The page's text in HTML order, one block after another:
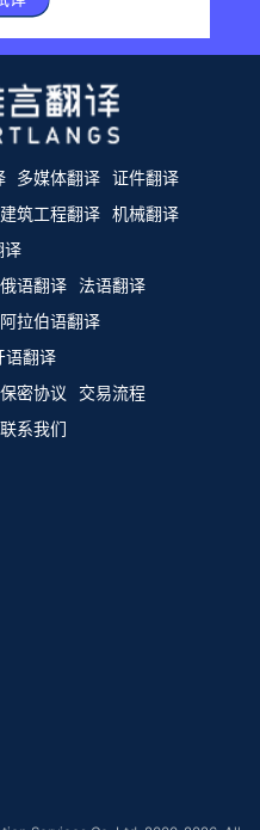
多媒体翻译 证件翻译
建筑工程翻译 机械翻译
译
俄语翻译
法语翻译
阿拉伯语翻译
语翻译
保密协议
交易流程
联系我们